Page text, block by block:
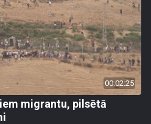
00:02:25
migrantu, pilsētā